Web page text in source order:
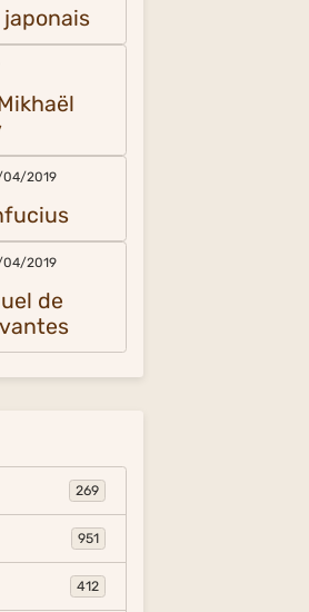
04/2019
04/2019
de
269
951
412